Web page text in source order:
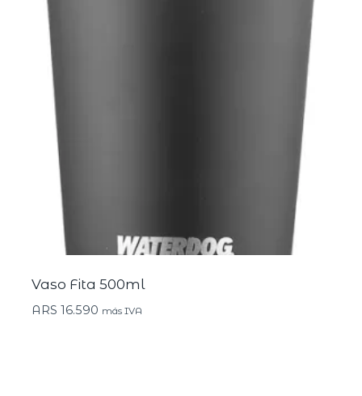
Vaso Fita 500ml
ARS 16.590 más IVA